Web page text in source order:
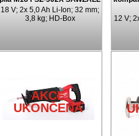
18 V; 2x 5,0 Ah Li-Ion; 32 mm;
3,8 kg; HD-Box
AKCE
UKONČENA
12 V;